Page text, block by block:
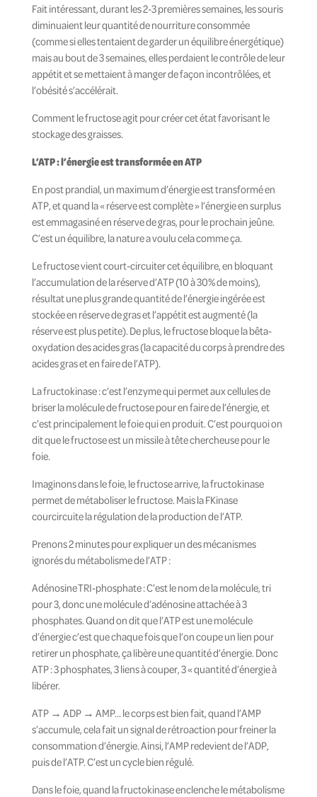
Fait intéressant, durant les 2-3 premières semaines, les souris
diminuaient leur quantité de nourriture consommée
(comme si elles tentaient de garder un équilibre énergétique)
mais au bout de 3 semaines, elles perdaient le contrôle de leur
appétit et se mettaient à manger de façon incontrôlées, et
l’obésité s’accélérait.
Comment le fructose agit pour créer cet état favorisant le
stockage des graisses.
L’ATP : l’énergie est transformée en ATP
En post prandial, un maximum d’énergie est transformé en
ATP, et quand la « réserve est complète » l’énergie en surplus
est emmagasiné en réserve de gras, pour le prochain jeûne.
C’est un équilibre, la nature a voulu cela comme ça.
Le fructose vient court-circuiter cet équilibre, en bloquant
l’accumulation de la réserve d’ATP (10 à 30% de moins),
résultat une plus grande quantité de l’énergie ingérée est
stockée en réserve de gras et l’appétit est augmenté (la
réserve est plus petite). De plus, le fructose bloque la bêta-
oxydation des acides gras (la capacité du corps à prendre des
acides gras et en faire de l’ATP).
La fructokinase : c’est l’enzyme qui permet aux cellules de
briser la molécule de fructose pour en faire de l’énergie, et
c’est principalement le foie qui en produit. C’est pourquoi on
dit que le fructose est un missile à tête chercheuse pour le
foie.
Imaginons dans le foie, le fructose arrive, la fructokinase
permet de métaboliser le fructose. Mais la FKinase
courcircuite la régulation de la production de l’ATP.
Prenons 2 minutes pour expliquer un des mécanismes
ignorés du métabolisme de l’ATP :
Adénosine TRI-phosphate : C’est le nom de la molécule, tri
pour 3, donc une molécule d’adénosine attachée à 3
phosphates. Quand on dit que l’ATP est une molécule
d’énergie c’est que chaque fois que l’on coupe un lien pour
retirer un phosphate, ça libère une quantité d’énergie. Donc
ATP : 3 phosphates, 3 liens à couper, 3 « quantité d’énergie à
libérer.
ATP → ADP → AMP… le corps est bien fait, quand l’AMP
s’accumule, cela fait un signal de rétroaction pour freiner la
consommation d’énergie. Ainsi, l’AMP redevient de l’ADP,
puis de l’ATP. C’est un cycle bien régulé.
Dans le foie, quand la fructokinase enclenche le métabolisme